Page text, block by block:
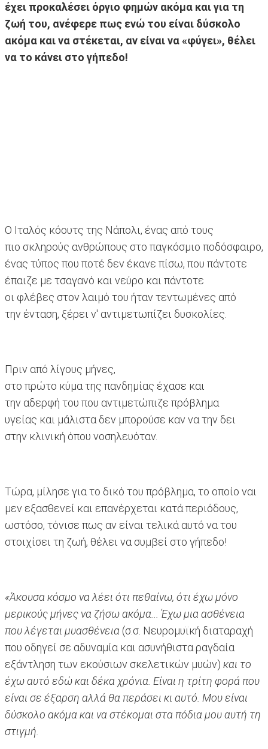
έχει προκαλέσει όργιο φημών ακόμα και για τη
ζωή του, ανέφερε πως ενώ του είναι δύσκολο
ακόμα και να στέκεται, αν είναι να «φύγει», θέλει
να το κάνει στο γήπεδο!
Ο Ιταλός κόουτς της Νάπολι, ένας από τους
πιο σκληρούς ανθρώπους στο παγκόσμιο ποδόσφαιρο,
ένας τύπος που ποτέ δεν έκανε πίσω, που πάντοτε
έπαιζε με τσαγανό και νεύρο και πάντοτε
οι φλέβες στον λαιμό του ήταν τεντωμένες από
την ένταση, ξέρει ν' αντιμετωπίζει δυσκολίες.
Πριν από λίγους μήνες,
στο πρώτο κύμα της πανδημίας έχασε και
την αδερφή του που αντιμετώπιζε πρόβλημα
υγείας και μάλιστα δεν μπορούσε καν να την δει
στην κλινική όπου νοσηλευόταν.
Τώρα, μίλησε για το δικό του πρόβλημα, το οποίο ναι
μεν εξασθενεί και επανέρχεται κατά περιόδους,
ωστόσο, τόνισε πως αν είναι τελικά αυτό να του
στοιχίσει τη ζωή, θέλει να συμβεί στο γήπεδο!
«Άκουσα κόσμο να λέει ότι πεθαίνω, ότι έχω μόνο
μερικούς μήνες να ζήσω ακόμα... Έχω μια ασθένεια
που λέγεται μυασθένεια (σ.σ. Νευρομυϊκή διαταραχή
που οδηγεί σε αδυναμία και ασυνήθιστα ραγδαία
εξάντληση των εκούσιων σκελετικών μυών) και το
έχω αυτό εδώ και δέκα χρόνια. Είναι η τρίτη φορά που
είναι σε έξαρση αλλά θα περάσει κι αυτό. Μου είναι
δύσκολο ακόμα και να στέκομαι στα πόδια μου αυτή τη
στιγμή.